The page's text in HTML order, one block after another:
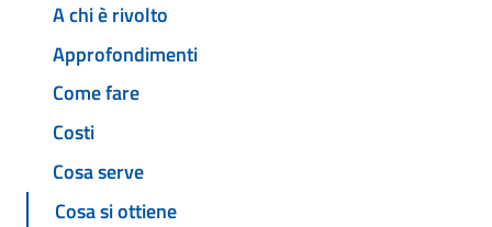
A chi è rivolto
Approfondimenti
Come fare
Costi
Cosa serve
Cosa si ottiene